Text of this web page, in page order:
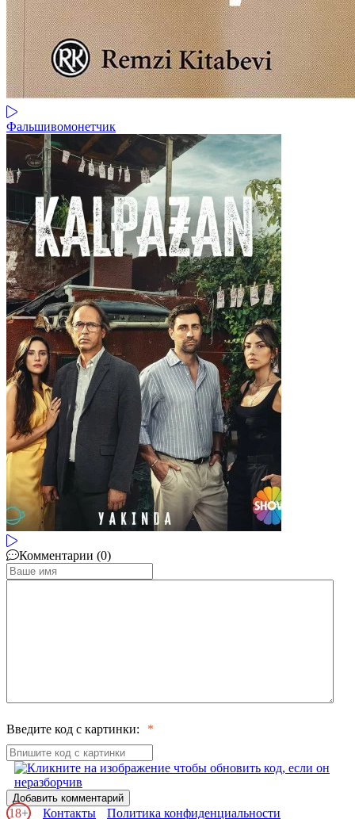
Фальшивомонетчик
Комментарии (0)
Введите код с картинки:
Добавить комментарий
18+ Контакты
Политика конфиденциальности